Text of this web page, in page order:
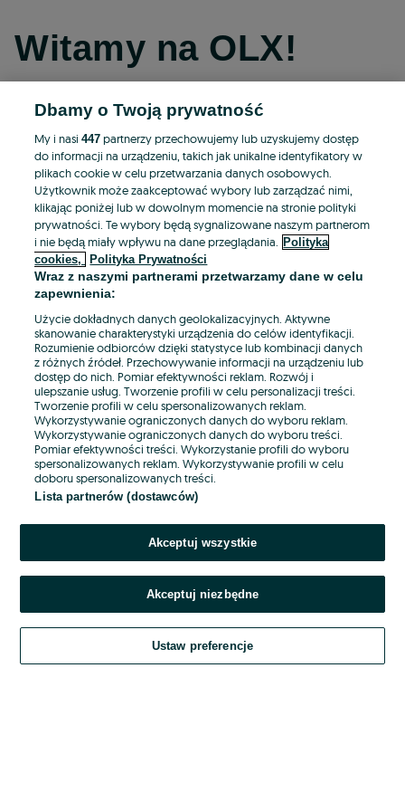
Witamy na OLX!
Kontynuuj przez Facebooka
Kontynuuj przez konto Apple
Kontynuuj przez konto Google
LUB
E-mail
Hasło
Nie pamiętasz hasła?
Zaloguj się
Kontynuując za pośrednictwem jednego z dostawców wskazanych powyżej,
Regulamin serwisu OLX.pl w jego aktualnym brzmieniu.
Dbamy o Twoją prywatność
My i nasi447 partnerzy przechowujemy lub uzyskujemy dostęp
do informacji na urządzeniu, takich jak unikalne identyfikatory w
plikach cookie w celu przetwarzania danych osobowych.
Użytkownik może zaakceptować wybory lub zarządzać nimi,
klikając poniżej lub w dowolnym momencie na stronie polityki
prywatności. Te wybory będą sygnalizowane naszym partnerom
i nie będą miały wpływu na dane przeglądania.
Polityka
cookies,
Polityka Prywatności
Wraz z naszymi partnerami przetwarzamy dane w celu
zapewnienia:
Użycie dokładnych danych geolokalizacyjnych. Aktywne
skanowanie charakterystyki urządzenia do celów identyfikacji.
Rozumienie odbiorców dzięki statystyce lub kombinacji danych
z różnych źródeł. Przechowywanie informacji na urządzeniu lub
dostęp do nich. Pomiar efektywności reklam. Rozwój i
ulepszanie usług. Tworzenie profili w celu personalizacji treści.
Tworzenie profili w celu spersonalizowanych reklam.
Wykorzystywanie ograniczonych danych do wyboru reklam.
Wykorzystywanie ograniczonych danych do wyboru treści.
Pomiar efektywności treści. Wykorzystanie profili do wyboru
spersonalizowanych reklam. Wykorzystywanie profili w celu
doboru spersonalizowanych treści.
Lista partnerów (dostawców)
Akceptuj wszystkie
Akceptuj niezbędne
Ustaw preferencje